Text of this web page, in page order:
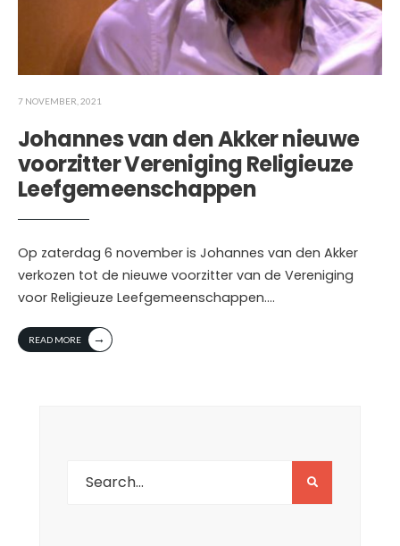
7 NOVEMBER, 2021
Johannes van den Akker nieuwe
voorzitter Vereniging Religieuze
Leefgemeenschappen
Op zaterdag 6 november is Johannes van den Akker
verkozen tot de nieuwe voorzitter van de Vereniging
voor Religieuze Leefgemeenschappen....
READ MORE →